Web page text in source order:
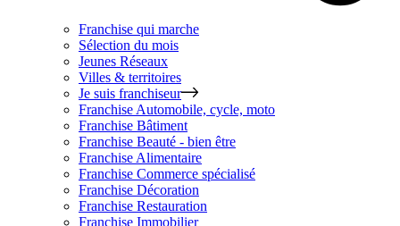
Franchise qui marche
Sélection du mois
Jeunes Réseaux
Villes & territoires
Je suis franchiseur
Franchise Automobile, cycle, moto
Franchise Bâtiment
Franchise Beauté - bien être
Franchise Alimentaire
Franchise Commerce spécialisé
Franchise Décoration
Franchise Restauration
Franchise Immobilier